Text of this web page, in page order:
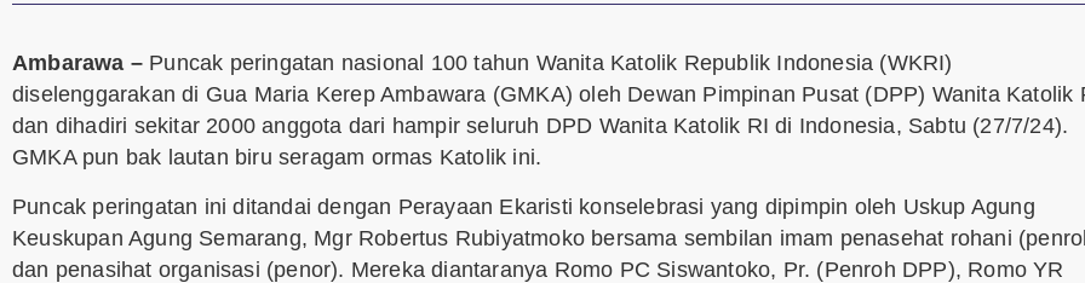
Ambarawa – Puncak peringatan nasional 100 tahun Wanita Katolik Republik Indonesia (WKRI)
diselenggarakan di Gua Maria Kerep Ambawara (GMKA) oleh Dewan Pimpinan Pusat (DPP) Wanita Katolik
dan dihadiri sekitar 2000 anggota dari hampir seluruh DPD Wanita Katolik RI di Indonesia, Sabtu (27/7/24).
GMKA pun bak lautan biru seragam ormas Katolik ini.
Puncak peringatan ini ditandai dengan Perayaan Ekaristi konselebrasi yang dipimpin oleh Uskup Agung
Keuskupan Agung Semarang, Mgr Robertus Rubiyatmoko bersama sembilan imam penasehat rohani
dan penasihat organisasi (penor). Mereka diantaranya Romo PC Siswantoko, Pr. (Penroh DPP), Romo YR